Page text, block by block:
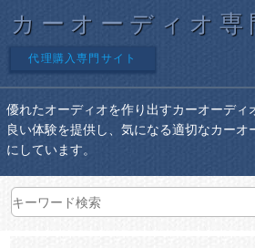
カーオーディオ専
代理購入専門サイト
優れたオーディオを作り出すカーオーディ
良い体験を提供し、気になる適切なカーオ
にしています。